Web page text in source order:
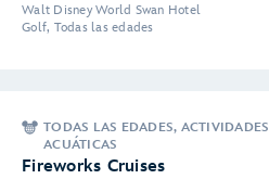
Walt Disney World Swan Hotel
Golf, Todas las edades
TODAS LAS EDADES, ACTIVIDADES
ACUÁTICAS
Fireworks Cruises